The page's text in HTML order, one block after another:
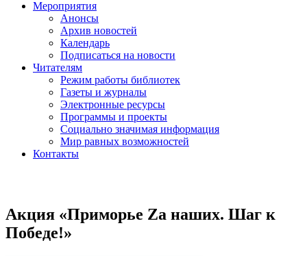
Мероприятия
Анонсы
Архив новостей
Календарь
Подписаться на новости
Читателям
Режим работы библиотек
Газеты и журналы
Электронные ресурсы
Программы и проекты
Социально значимая информация
Мир равных возможностей
Контакты
Акция «Приморье Zа наших. Шаг к
Победе!»